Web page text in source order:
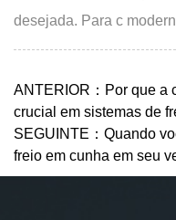
desejada. Para c
ANTERIOR：Por que a
crucial em sistemas de
SEGUINTE：Quando
freio em cunha em seu